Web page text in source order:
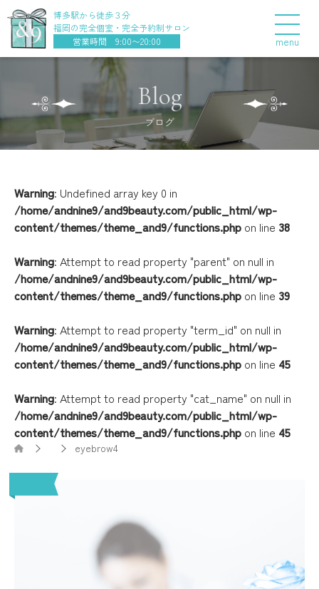
博多駅から徒歩３分
福岡の完全個室・完全予約制サロン
営業時間 9:00〜20:00
menu
Blog
ブログ
Warning: Undefined array key 0 in
/home/andnine9/and9beauty.com/public_html/wp-
content/themes/theme_and9/functions.php on line 38
Warning: Attempt to read property "parent" on null in
/home/andnine9/and9beauty.com/public_html/wp-
content/themes/theme_and9/functions.php on line 39
Warning: Attempt to read property "term_id" on null in
/home/andnine9/and9beauty.com/public_html/wp-
content/themes/theme_and9/functions.php on line 45
Warning: Attempt to read property "cat_name" on null in
/home/andnine9/and9beauty.com/public_html/wp-
content/themes/theme_and9/functions.php on line 45
eyebrow4